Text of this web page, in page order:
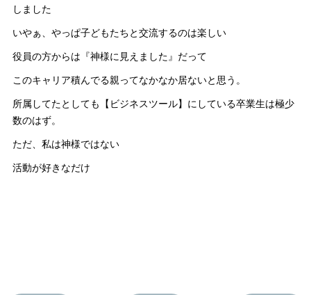
しました
いやぁ、やっぱ子どもたちと交流するのは楽しい
役員の方からは『神様に見えました』だって
このキャリア積んでる親ってなかなか居ないと思う。
所属してたとしても【ビジネスツール】にしている卒業生は極少
数のはず。
ただ、私は神様ではない
活動が好きなだけ